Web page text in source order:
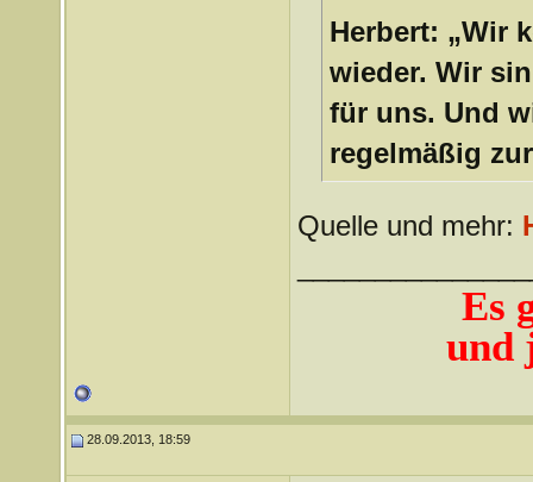
Herbert: „Wir
wieder. Wir
für uns. Und
regelmäßig
Quelle und mehr:
Es
und
28.09.2013, 18:59